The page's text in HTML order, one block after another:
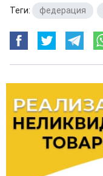
Теги: федерация